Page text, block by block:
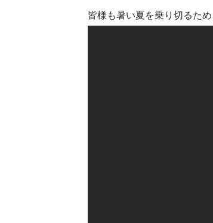
皆様も暑い夏を乗り切るた